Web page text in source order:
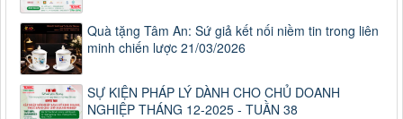
Quà tặng Tâm An: Sứ giả kết nối niềm tin trong liên
minh chiến lược 21/03/2026
SỰ KIỆN PHÁP LÝ DÀNH CHO CHỦ DOANH
NGHIỆP THÁNG 12-2025 - TUẦN 38